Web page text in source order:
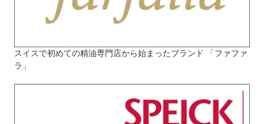
スイスで初めての精油専門店から始まったブランド 「ファファ
ラ」